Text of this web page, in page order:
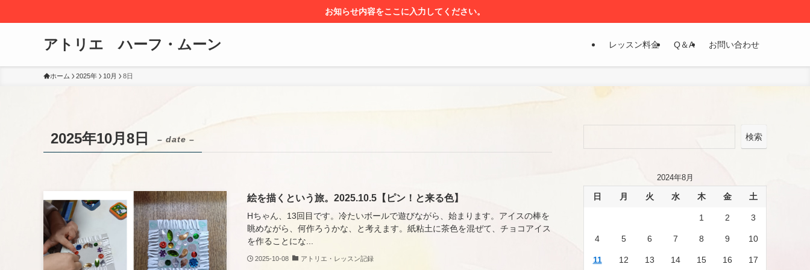
お知らせ内容をここに入力してください。
アトリエ ハーフ・ムーン レッスン料金 Q＆A お問い合わせ
ホーム 2025年 10月 8日
2025年10月8日 – date –
絵を描くという旅。2025.10.5【ピン！と来る色】
Hちゃん、13回目です。冷たいボールで遊びながら、始まります。アイスの棒を
眺めながら、何作ろうかな、と考えます。紙粘土に茶色を混ぜて、チョコアイス
を作ることにな...
2025-10-08 アトリエ・レッスン記録
検索
2024年8月
日 月 火 水 木 金 土
1 2 3
4 5 6 7 8 9 10
11 12 13 14 15 16 17